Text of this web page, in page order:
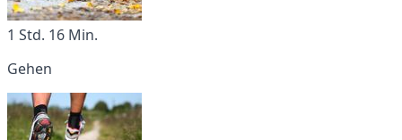
1 Std. 16 Min.
Gehen